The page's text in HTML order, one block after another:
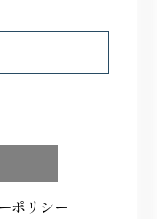
凍して出来
植物のデンプンと
ります。冷蔵して
品質が落ちてしま
ポリシー